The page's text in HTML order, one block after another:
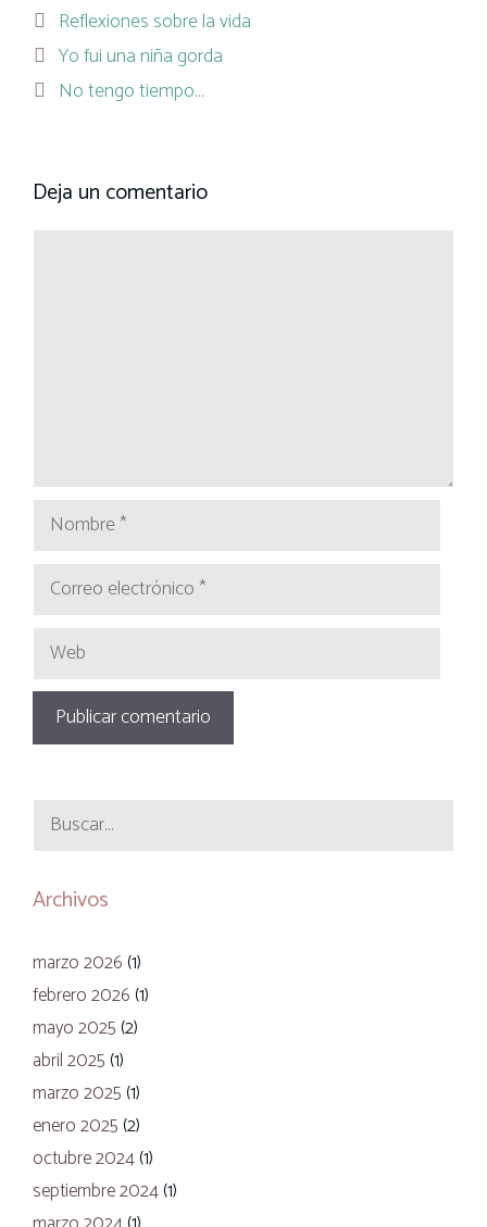
Categorías
Reflexiones sobre la vida
Yo fui una niña gorda
No tengo tiempo…
Deja un comentario
Nombre
Correo
electrónico
Web
Buscar:
Archivos
marzo 2026 (1)
febrero 2026 (1)
mayo 2025 (2)
abril 2025 (1)
marzo 2025 (1)
enero 2025 (2)
octubre 2024(1)
septiembre 2024(1)